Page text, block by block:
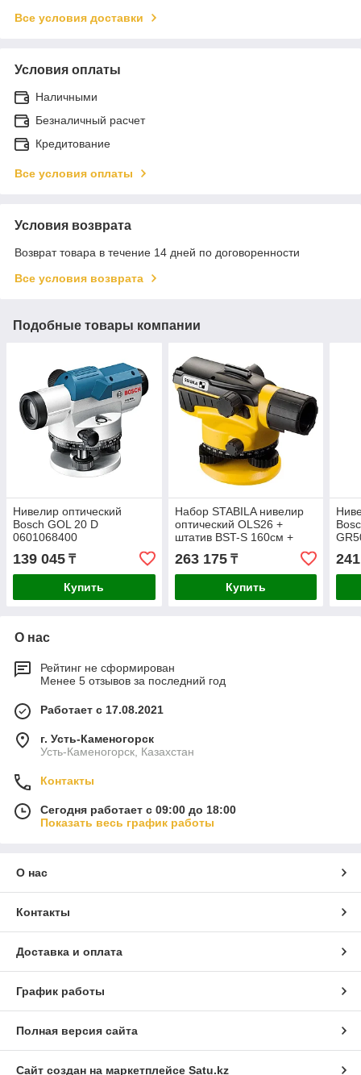
Все условия доставки
Условия оплаты
Наличными
Безналичный расчет
Кредитование
Все условия оплаты
Условия возврата
Возврат товара в течение 14 дней по договоренности
Все условия возврата
Подобные товары компании
Нивелир оптический
Bosch GOL 20 D
0601068400
139 045 ₸
Купить
Набор STABILA нивелир
оптический OLS26 +
штатив BST-S 160см +
рейка TNL 500см 18460
263 175₸
Купить
О нас
Рейтинг не сформирован
Менее 5 отзывов за последний год
Работает с 17.08.2021
г. Усть-Каменогорск
Усть-Каменогорск, Казахстан
Контакты
Сегодня работает с 09:00 до 18:00
Показать весь график работы
О нас
Контакты
Доставка и оплата
График работы
Полная версия сайта
Сайт создан на маркетплейсе Satu.kz